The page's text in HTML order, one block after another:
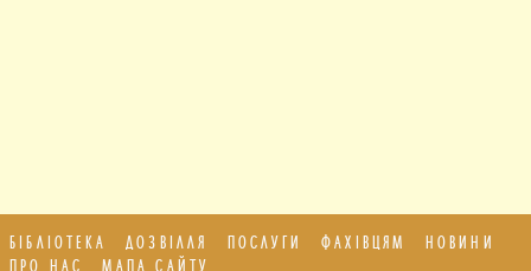
БІБЛІОТЕКА ДОЗВІЛЛЯ ПОСЛУГИ ФАХІВЦЯМ
НОВИНИ